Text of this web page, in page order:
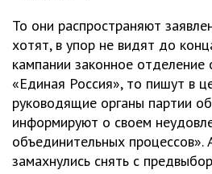
То они распространяют
хотят, в упор не видят до
кампании законное
«Единая Россия», то пишут в
руководящие органы партии
информируют о своем
объединительных процессов».
замахнулись снять с